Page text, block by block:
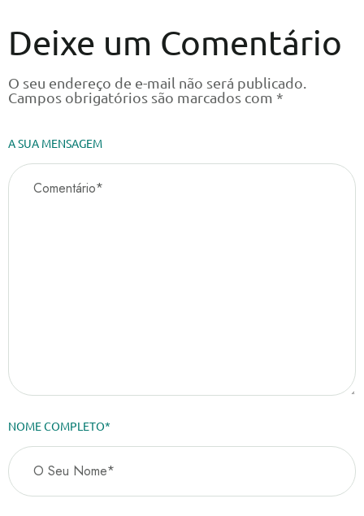
Deixe um Comentário
O seu endereço de e-mail não será publicado.
Campos obrigatórios são marcados com *
A SUA MENSAGEM
NOME COMPLETO*